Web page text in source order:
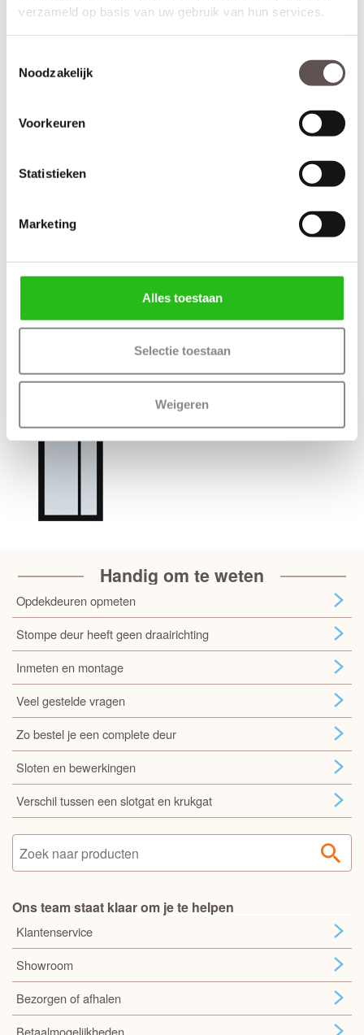
verzameld op basis van uw gebruik van hun services.
Noodzakelijk
Voorkeuren
Statistieken
Marketing
Alles toestaan
Selectie toestaan
Weigeren
Thuisbezorgd in 26 werkdagen
Tegen meerprijs afgelakt leverbaar.
Kenmerken Weekamp WK 6370 Satijn glas
Maatwerk mogelijk: Ja, 60 werkdagen levertijd
Inkortmogelijkheden stomp: Onderzijde 5 mm, hangzijde 5 mm
en bovendorpel 5 mm
Terug
Bijpassende Weekamp deuren
Handig om te weten
Opdekdeuren opmeten
Stompe deur heeft geen draairichting
Inmeten en montage
Veel gestelde vragen
Zo bestel je een complete deur
Sloten en bewerkingen
Verschil tussen een slotgat en krukgat
Ons team staat klaar om je te helpen
Klantenservice
Showroom
Bezorgen of afhalen
Betaalmogelijkheden